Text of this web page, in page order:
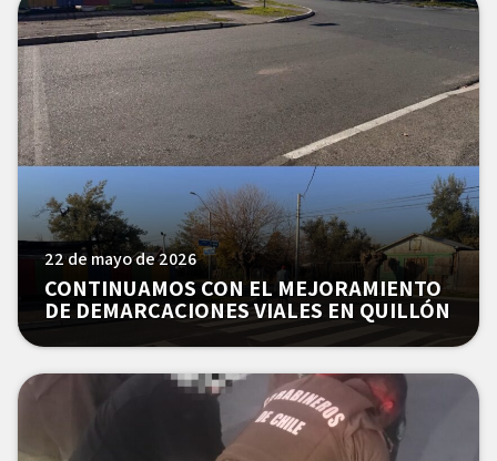
22 de mayo de 2026
CONTINUAMOS CON EL MEJORAMIENTO
DE DEMARCACIONES VIALES EN QUILLÓN